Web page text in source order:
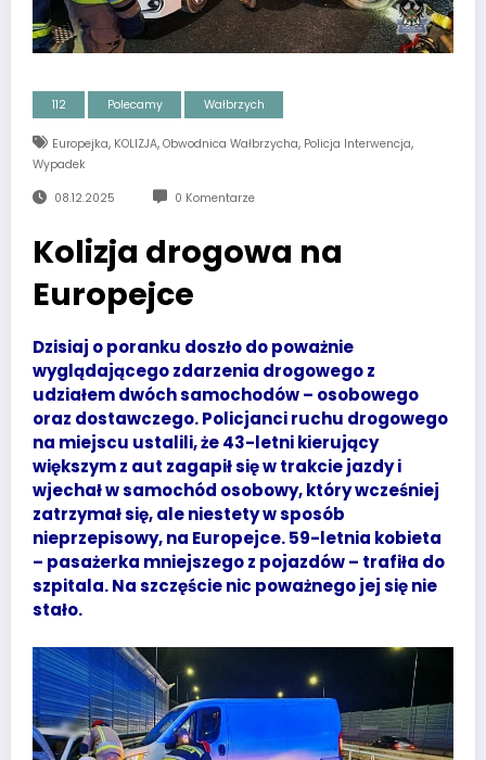
112 Polecamy Wałbrzych
Europejka, KOLIZJA, Obwodnica Wałbrzycha, Policja Interwencja,
Wypadek
08.12.2025 0 Komentarze
Kolizja drogowa na
Europejce
Dzisiaj o poranku doszło do poważnie
wyglądającego zdarzenia drogowego z
udziałem dwóch samochodów – osobowego
oraz dostawczego. Policjanci ruchu drogowego
na miejscu ustalili, że 43-letni kierujący
większym z aut zagapił się w trakcie jazdy i
wjechał w samochód osobowy, który wcześniej
zatrzymał się, ale niestety w sposób
nieprzepisowy, na Europejce. 59-letnia kobieta
– pasażerka mniejszego z pojazdów – trafiła do
szpitala. Na szczęście nic poważnego jej się nie
stało.